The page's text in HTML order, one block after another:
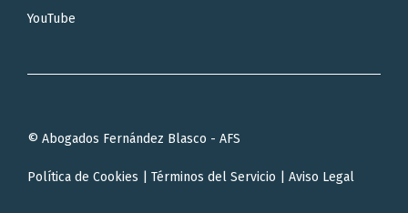
YouTube
© Abogados Fernández Blasco - AFS
Política de Cookies Términos del Servicio Aviso Legal